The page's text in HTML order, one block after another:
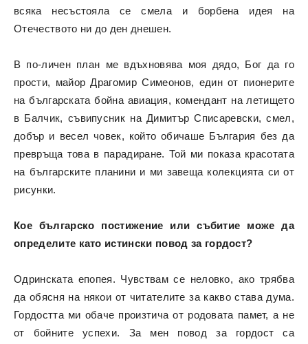
всяка несъстояла се смела и борбена идея на
Отечеството ни до ден днешен.
В по-личен план ме вдъхновява моя дядо, Бог да го
прости, майор Драгомир Симеонов, един от пионерите
на българската бойна авиация, комендант на летището
в Балчик, съвипусник на Димитър Списаревски, смел,
добър и весел човек, който обичаше България без да
превръща това в парадиране. Той ми показа красотата
на българските планини и ми завеща колекцията си от
рисунки.
Кое българско постижение или събитие може да
определите като истински повод за гордост?
Одринската епопея. Чувствам се неловко, ако трябва
да обясня на някои от читателите за какво става дума.
Гордостта ми обаче произтича от родовата памет, а не
от бойните успехи. За мен повод за гордост са